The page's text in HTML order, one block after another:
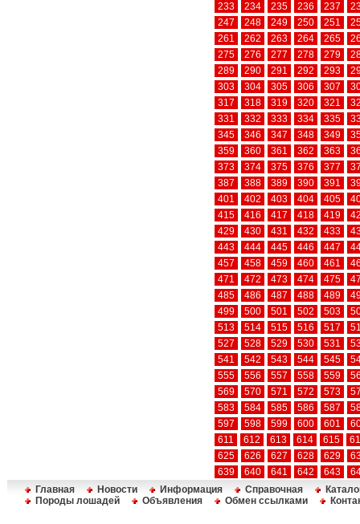
233
234 235 236 237
247
248 249 250 251
261
262 263 264 265
275
276 277 278 279
289
290 291 292 293
303
304 305 306 307
317
318 319 320 321
331
332 333 334 335
345
346 347 348 349
359
360 361 362 363
373
374 375 376 377
387
388 389 390 391
401
402 403 404 405
415
416 417 418 419
429
430 431 432 433
443
444 445 446 447
457
458 459 460 461
471
472 473 474 475
485
486 487 488 489
499
500 501 502 503
513
514 515 516 517
527
528 529 530 531
541
542 543 544 545
555
556 557 558 559
569
570 571 572 573
583
584 585 586 587
597
598 599 600 601
611
612 613 614 615
625
626 627 628 629
639
640 641 642 643
Главная
Новости Информация Справочная
Породы лошадей
Объявления Обмен ссылками